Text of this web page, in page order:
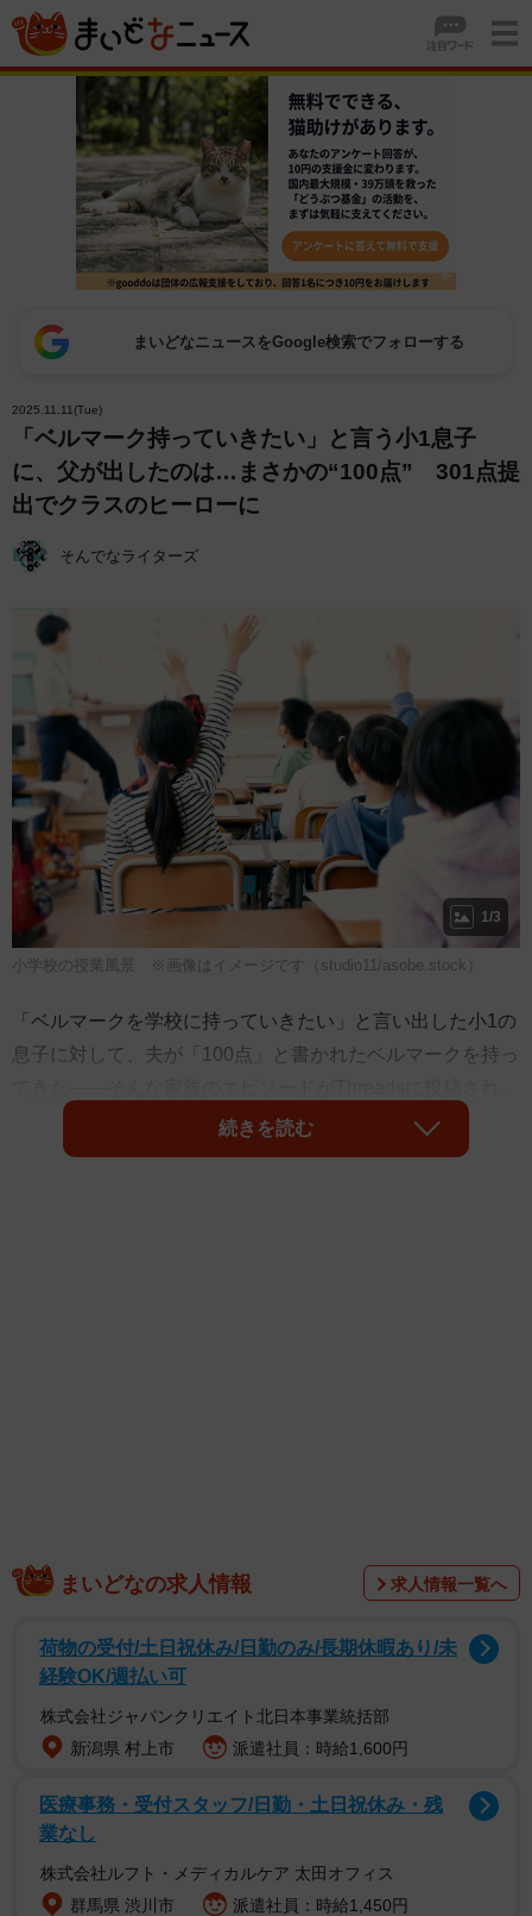
まいどなニュースをGoogle検索でフォローする
2025.11.11(Tue)
「ベルマーク持っていきたい」と言う小1息子
に、父が出したのは…まさかの“100点” 301点提
出でクラスのヒーローに
そんでなライターズ
1/3
小学校の授業風景 ※画像はイメージです（studio11/asobe.stock）
「ベルマークを学校に持っていきたい」と言い出した小1の
息子に対して、夫が「100点」と書かれたベルマークを持っ
つからず、なけなしの1点をどうにか発見したところで、救
ベルマークだったそう。これには「100点なんて初めて見
た」「これはヒーローになれる！」と驚きの声が集まりま
した。
続きを読む
まいどなの求人情報 求人情報一覧へ
荷物の受付/土日祝休み/日勤のみ/長期休暇あり/未
経験OK/週払い可
株式会社ジャパンクリエイト北日本事業統括部
新潟県 村上市
派遣社員：時給1,600円
医療事務・受付スタッフ/日勤・土日祝休み・残
業なし
株式会社ルフト・メディカルケア 太田オフィス
群馬県 渋川市
派遣社員：時給1,450円